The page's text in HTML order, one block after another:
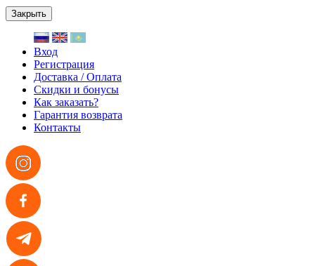
Закрыть
Вход
Регистрация
Доставка / Оплата
Скидки и бонусы
Как заказать?
Гарантия возврата
Контакты